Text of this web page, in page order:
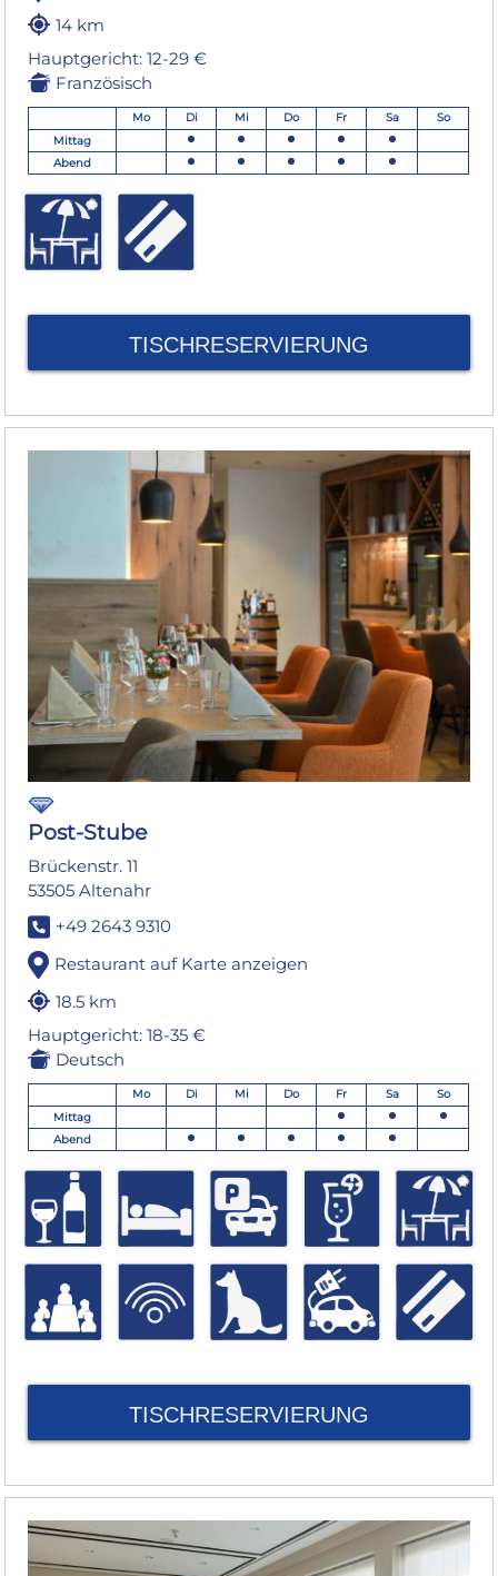
14 km
Hauptgericht: 12-29 €
Französisch
Mo Di Mi Do Fr Sa
So
Mittag
Abend
TISCHRESERVIERUNG
Post-Stube
Brückenstr. 11
53505 Altenahr
+49 2643 9310
Restaurant auf Karte anzeigen
18.5 km
Hauptgericht: 18-35 €
Deutsch
Mo Di Mi Do Fr Sa
So
Mittag
Abend
TISCHRESERVIERUNG